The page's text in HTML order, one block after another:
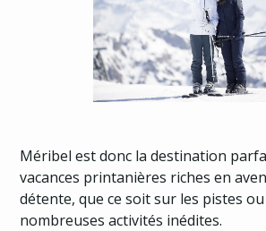
Méribel est donc la destination
vacances printanières riches en
détente, que ce soit sur les pistes
nombreuses activités inédites.